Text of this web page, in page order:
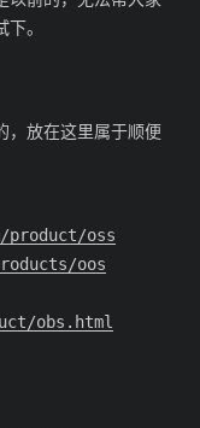
。
，放在这里属于顺便
product/oss
oos
obs.html